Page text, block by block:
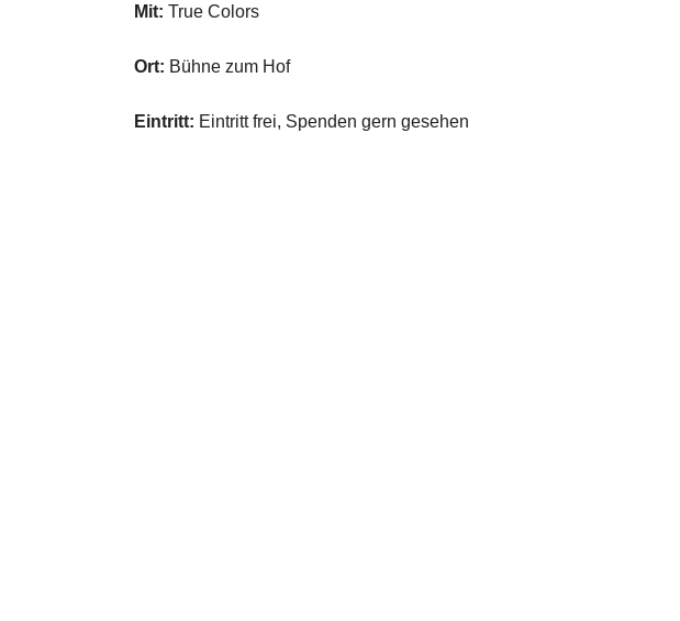
Mit: True Colors
Ort: Bühne zum Hof
Eintritt: Eintritt frei, Spenden gern gesehen